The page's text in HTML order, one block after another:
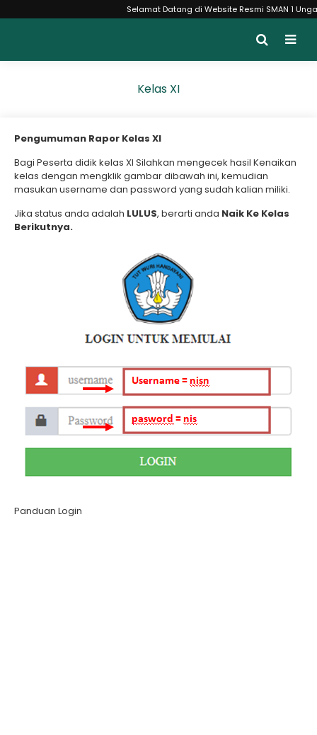
Selamat Datang di Website Resmi SMAN 1
Kelas XI
Pengumuman Rapor Kelas XI
Bagi Peserta didik kelas XI Silahkan mengecek hasil Kenaikan
kelas dengan mengklik gambar dibawah ini, kemudian
masukan username dan password yang sudah kalian miliki.
Jika status anda adalah LULUS, berarti anda Naik Ke Kelas
Berikutnya.
Panduan Login